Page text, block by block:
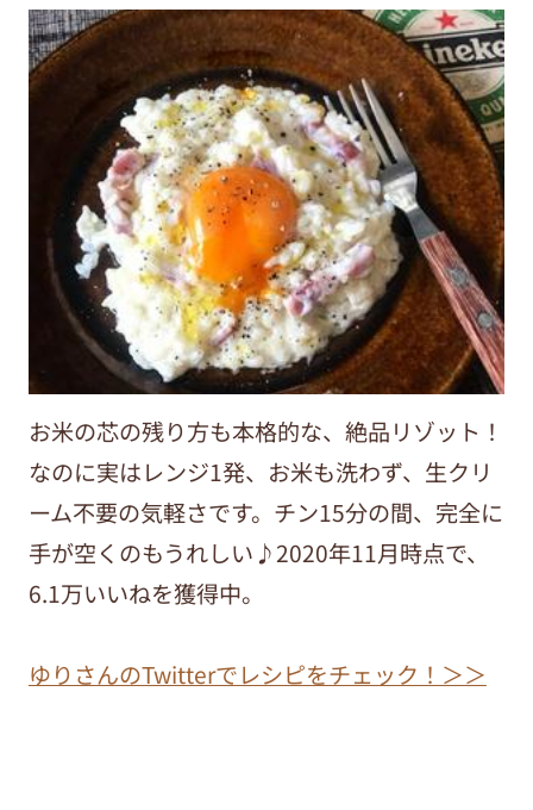
お米の芯の残り方も本格的な、絶品リゾット！
なのに実はレンジ1発、お米も洗わず、生クリ
ーム不要の気軽さです。チン15分の間、完全に
手が空くのもうれしい♪2020年11月時点で、
6.1万いいねを獲得中。
ゆりさんのTwitterでレシピをチェック！＞＞